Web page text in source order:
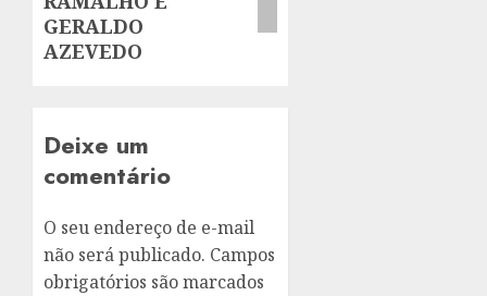
GERALDO
AZEVEDO
Deixe um
comentário
O seu endereço de e-mail
não será publicado. Campos
obrigatórios são marcados